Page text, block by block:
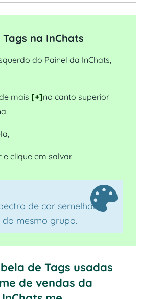
na InChats
do Painel da InChats,
mais [+]no canto superior
clique em salvar.
de cor semelhante
mesmo grupo.
de Tags usadas
de vendas da